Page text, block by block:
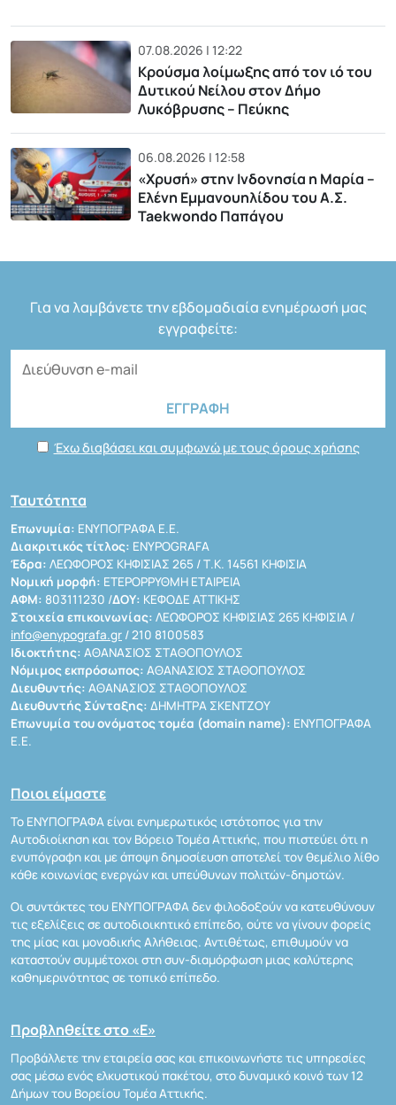
07.08.2026 | 12:22
Κρούσμα λοίμωξης από τον ιό του
Δυτικού Νείλου στον Δήμο
Λυκόβρυσης – Πεύκης
06.08.2026 | 12:58
«Χρυσή» στην Ινδονησία η Μαρία –
Ελένη Εμμανουηλίδου του Α.Σ.
Taekwondo Παπάγου
Για να λαμβάνετε την εβδομαδιαία ενημέρωσή μας
εγγραφείτε:
Έχω διαβάσει και συμφωνώ με τους όρους χρήσης
Ταυτότητα
Επωνυμία: ΕΝΥΠΟΓΡΑΦΑ Ε.Ε.
Διακριτικός τίτλος: ENYPOGRAFA
Έδρα: ΛΕΩΦΟΡΟΣ ΚΗΦΙΣΙΑΣ 265 / Τ.Κ. 14561 ΚΗΦΙΣΙΑ
Νομική μορφή: ΕΤΕΡΟΡΡΥΘΜΗ ΕΤΑΙΡΕΙΑ
ΑΦΜ: 803111230 /ΔΟΥ: ΚΕΦΟΔΕ ΑΤΤΙΚΗΣ
Στοιχεία επικοινωνίας: ΛΕΩΦΟΡΟΣ ΚΗΦΙΣΙΑΣ 265 ΚΗΦΙΣΙΑ /
info@enypografa.gr / 210 8100583
Ιδιοκτήτης: ΑΘΑΝΑΣΙΟΣ ΣΤΑΘΟΠΟΥΛΟΣ
Νόμιμος εκπρόσωπος: ΑΘΑΝΑΣΙΟΣ ΣΤΑΘΟΠΟΥΛΟΣ
Διευθυντής: ΑΘΑΝΑΣΙΟΣ ΣΤΑΘΟΠΟΥΛΟΣ
Διευθυντής Σύνταξης: ΔΗΜΗΤΡΑ ΣΚΕΝΤΖΟΥ
Επωνυμία του ονόματος τομέα (domain name): ΕΝΥΠΟΓΡΑΦΑ
Ε.Ε.
Ποιοι είμαστε
Το ΕΝΥΠΟΓΡΑΦΑ είναι ενημερωτικός ιστότοπος για την
Αυτοδιοίκηση και τον Βόρειο Τομέα Αττικής, που πιστεύει ότι η
ενυπόγραφη και με άποψη δημοσίευση αποτελεί τον θεμέλιο λίθο
κάθε κοινωνίας ενεργών και υπεύθυνων πολιτών-δημοτών.
Οι συντάκτες του ΕΝΥΠΟΓΡΑΦΑ δεν φιλοδοξούν να κατευθύνουν
τις εξελίξεις σε αυτοδιοικητικό επίπεδο, ούτε να γίνουν φορείς
της μίας και μοναδικής Αλήθειας. Αντιθέτως, επιθυμούν να
καταστούν συμμέτοχοι στη συν-διαμόρφωση μιας καλύτερης
καθημερινότητας σε τοπικό επίπεδο.
Προβληθείτε στο «Ε»
Προβάλλετε την εταιρεία σας και επικοινωνήστε τις υπηρεσίες
σας μέσω ενός ελκυστικού πακέτου, στο δυναμικό κοινό των 12
Δήμων του Βορείου Τομέα Αττικής.